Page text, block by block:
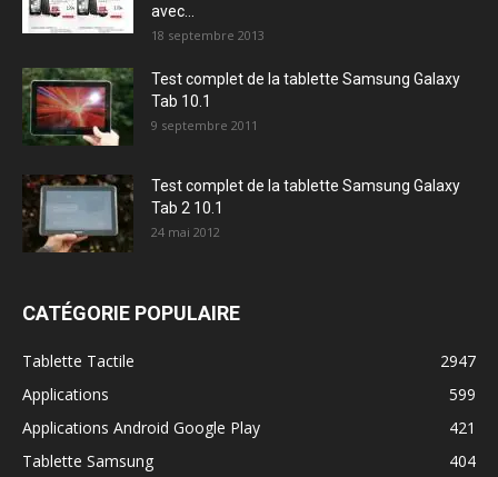
avec...
18 septembre 2013
Test complet de la tablette Samsung Galaxy
Tab 10.1
9 septembre 2011
Test complet de la tablette Samsung Galaxy
Tab 2 10.1
24 mai 2012
CATÉGORIE POPULAIRE
Tablette Tactile
2947
Applications
599
Applications Android Google Play
421
Tablette Samsung
404